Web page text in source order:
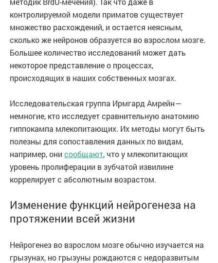
контролируемой модели приматов существует
множество расхождений, и остается неясным,
сколько же нейронов образуется во взрослом мозге.
Большее количество исследований может дать
некоторое представление о процессах,
происходящих в наших собственных мозгах.
Исследовательская группа Ирмгард Амрейн —
немногие, кто исследует сравнительную анатомию
гиппокампа млекопитающих. Их методы могут быть
полезны для сопоставления данных по видам,
например, они сообщают, что у млекопитающих
уровень пролиферации в зубчатой извилине
коррелирует с абсолютным возрастом.
Изменение функций нейрогенеза на
протяжении всей жизни
Нейрогенез во взрослом мозге обычно изучается на
грызунах, но грызуны рождаются с недоразвитым